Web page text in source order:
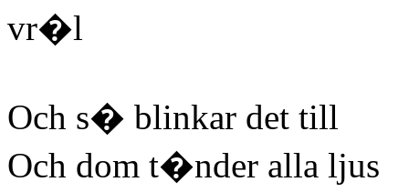
vr�l
Och s� blinkar det till
Och dom t�nder alla ljus